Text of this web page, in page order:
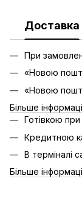
Доставка
При
«Новою
«Новою
Більше
Готівкою
Кредитною
В терміналі
Більше